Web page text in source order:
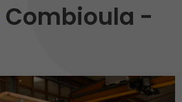
Combioula -